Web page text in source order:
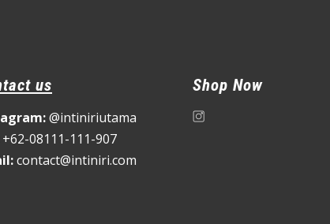
us
@intiniriutama
+62-08111-111-907
contact@intiniri.com
Shop Now